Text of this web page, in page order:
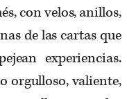
con velos, anillos,
de las cartas que
experiencias.
orgulloso, valiente,